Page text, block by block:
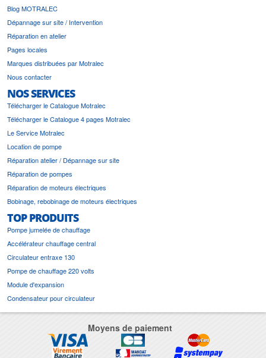
Blog MOTRALEC
Dépannage sur site / Intervention
Réparation en atelier
Pages locales
Marques distribuées par Motralec
Nous contacter
NOS SERVICES
Télécharger le Catalogue Motralec
Télécharger le Catalogue 4 pages Motralec
Le Service Motralec
Location de pompe
Réparation atelier / Dépannage sur site
Réparation de pompes
Réparation de moteurs électriques
Bobinage, rebobinage de moteurs électriques
TOP PRODUITS
Pompe jumelée de chauffage
Accélérateur chauffage central
Circulateur entraxe 130
Pompe de chauffage 220 volts
Module d'expansion
Condensateur pour circulateur
Moyens de paiement